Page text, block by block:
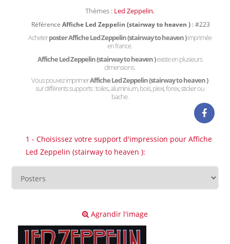
Thèmes : Led Zeppelin,
Référence Affiche Led Zeppelin (stairway to heaven ) : #223
Acheterposter Affiche Led Zeppelin (stairway to heaven )imprimée
en france.
Affiche Led Zeppelin (stairway to heaven )existe en plusieurs
dimensions.
Vous pouvez imprimerAffiche Led Zeppelin (stairway to heaven )
sur différents supports : toiles, aluminium, bois, plexi, forex, sticker ou
bache.
1 - Choisissez votre support d'impression pour Affiche
Led Zeppelin (stairway to heaven ):
Agrandir l'image